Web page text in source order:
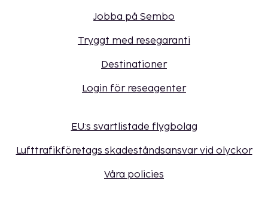
Jobba på Sembo
Tryggt med resegaranti
Destinationer
Login för reseagenter
EU:s svartlistade flygbolag
Lufttrafikföretags skadeståndsansvar vid olyckor
Våra policies